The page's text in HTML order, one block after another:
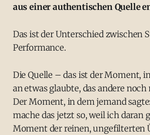
aus einer authentischen Quelle
Das ist der Unterschied zwischen
Performance.
Die Quelle – das ist der Moment,
an etwas glaubte, das andere
Der Moment, in dem jemand
mache das jetzt so, weil ich daran
Moment der reinen, ungefilterten